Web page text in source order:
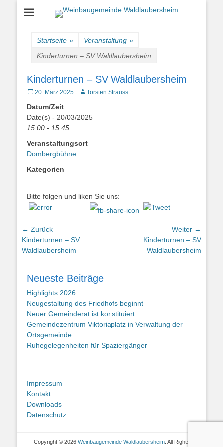
Weinbaugemeinde
Einfach schön leben
Startseite » Veranstaltung »
Kinderturnen – SV Waldlaubersheim
Kinderturnen – SV Waldlaubersheim
Veröffentlicht
20. März 2025 AutorTorsten Strauss
Datum/Zeit
Date(s) - 20/03/2025
15:00 - 15:45
Veranstaltungsort
Dombergbühne
Kategorien
Bitte folgen und liken Sie uns:
Beitragsnavigation
← Zurück
Vorhergehender
Beitrag:
Kinderturnen – SV
Waldlaubersheim
Weiter →
Kinderturnen – SV
Waldlaubersheim
Neueste Beiträge
Highlights 2026
Neugestaltung des Friedhofs beginnt
Neuer Gemeinderat ist konstituiert
Gemeindezentrum Viktoriaplatz in Verwaltung der
Ortsgemeinde
Ruhegelegenheiten für Spaziergänger
Impressum
Kontakt
Downloads
Datenschutz
Copyright © 2026 Weinbaugemeinde Waldlaubersheim. All Rights